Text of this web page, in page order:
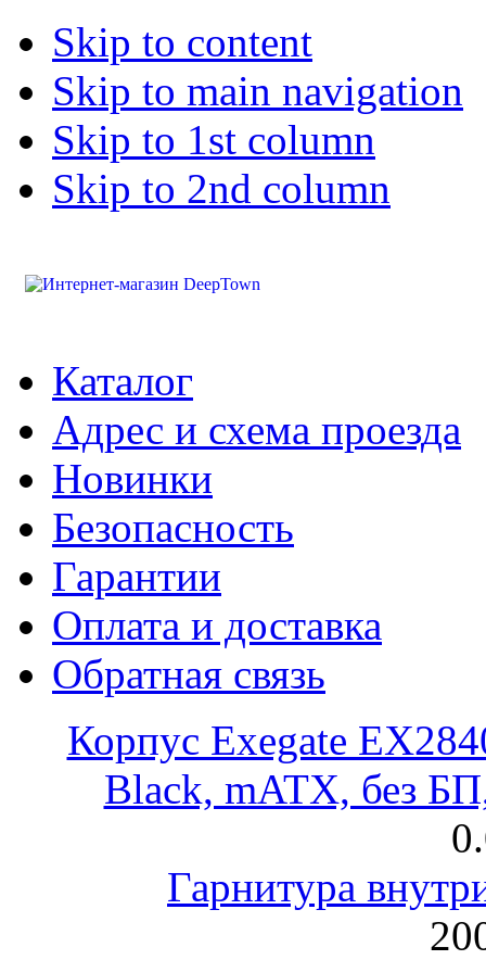
Skip to content
Skip to main navigation
Skip to 1st column
Skip to 2nd column
Каталог
Адрес и схема проезда
Новинки
Безопасность
Гарантии
Оплата и доставка
Обратная связь
Корпус Exegate
Black, mATX, без
Гарнитура